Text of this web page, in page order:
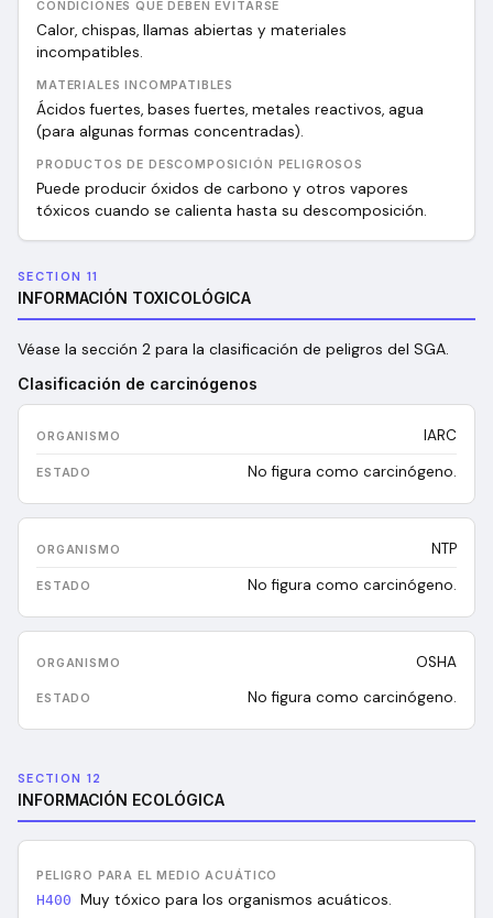
CONDICIONES QUE DEBEN EVITARSE
Calor, chispas, llamas abiertas y materiales
incompatibles.
MATERIALES INCOMPATIBLES
Ácidos fuertes, bases fuertes, metales reactivos, agua
(para algunas formas concentradas).
PRODUCTOS DE DESCOMPOSICIÓN PELIGROSOS
Puede producir óxidos de carbono y otros vapores
tóxicos cuando se calienta hasta su descomposición.
SECTION 11
INFORMACIÓN TOXICOLÓGICA
Véase la sección 2 para la clasificación de peligros del SGA.
Clasificación de carcinógenos
IARC
No figura como carcinógeno.
NTP
No figura como carcinógeno.
OSHA
No figura como carcinógeno.
SECTION 12
INFORMACIÓN ECOLÓGICA
PELIGRO PARA EL MEDIO ACUÁTICO
H400 Muy tóxico para los organismos acuáticos.